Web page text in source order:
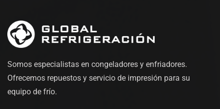
Somos especialistas en congeladores y enfriadores.
Ofrecemos repuestos y servicio de impresión para su
equipo de frío.